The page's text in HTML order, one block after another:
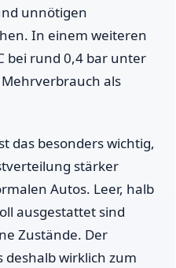
unnötigen
In einem weiteren
bei rund 0,4 bar unter
als
das besonders wichtig,
stärker
Autos. Leer, halb
ausgestattet sind
Zustände. Der
deshalb wirklich zum